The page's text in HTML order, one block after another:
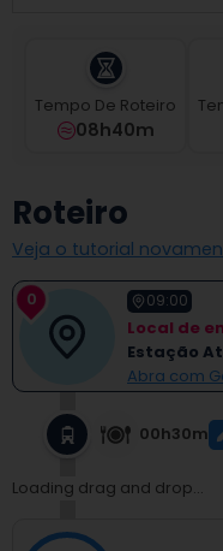
the
question
to
get
the
keyboard
shortcuts
for
changing
Tempo De Roteiro
08h40m
Roteiro
Veja o tutorial
0 09:00
Local de
Estação
Abra com
00h30m
Loading drag and drop...